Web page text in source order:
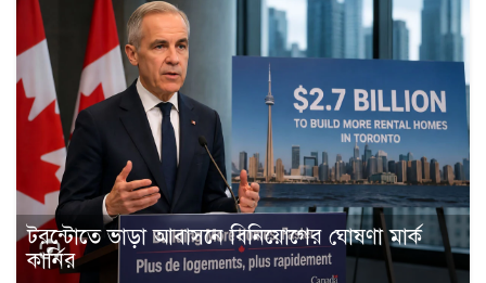
টরন্টোতে ভাড়া আবাসনে বিনিয়োগের ঘোষণা মার্ক
কার্নির